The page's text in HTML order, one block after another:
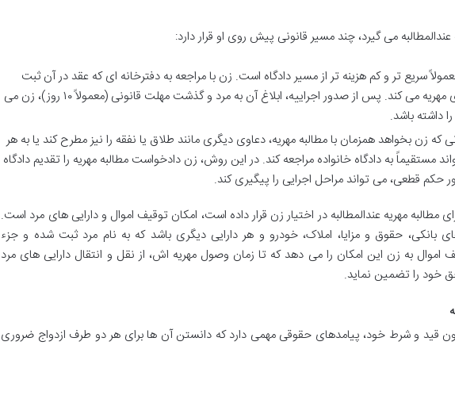
می گیرد، چند مسیر قانونی پیش روی او قرار دارد:
سریع تر و کم هزینه تر از مسیر دادگاه است. زن با مراجعه به دفترخانه ای که عقد در آن ثبت
شده، تقاضای صدور اجراییه برای مهریه می کند. پس از صدور اجراییه، ابلاغ آن به مرد و گذشت مهلت قانونی (معمولاً ۱۰ روز)، زن می
داشته باشد.
که زن بخواهد همزمان با مطالبه مهریه، دعاوی دیگری مانند طلاق یا نفقه را نیز مطرح کند یا به هر
مستقیماً به دادگاه خانواده مراجعه کند. در این روش، زن دادخواست مطالبه مهریه را تقدیم دادگاه
قطعی، می تواند مراحل اجرایی را پیگیری کند.
مطالبه مهریه عندالمطالبه در اختیار زن قرار داده است، امکان توقیف اموال و دارایی های مرد است.
حقوق و مزایا، املاک، خودرو و هر دارایی دیگری باشد که به نام مرد ثبت شده و جزء
به زن این امکان را می دهد که تا زمان وصول مهریه اش، از نقل و انتقال دارایی های مرد
خود را تضمین نماید.
قید و شرط خود، پیامدهای حقوقی مهمی دارد که دانستن آن ها برای هر دو طرف ازدواج ضروری